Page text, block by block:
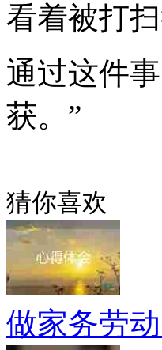
看着被打
通过这件
获。”
猜你喜欢
做家务劳